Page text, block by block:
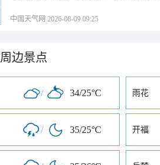
中国天气网 2026-08-09 09:25
周边景点
/ 34/25°C 雨花
/ 35/25°C 开福